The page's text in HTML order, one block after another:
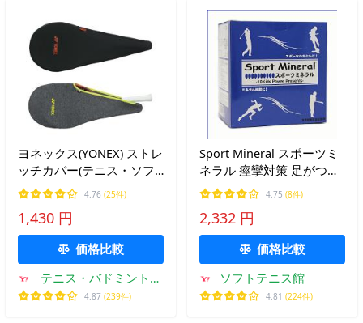
ヨネックス(YONEX) ストレ
ッチカバー(テニス・ソフ
トテニスラケットケース)
AC544 【国内正規品】[M
便 1/2]
4.76 (25件)
1,430 円
価格比較
テニス・バドミントン
専門店TIPSPORTS
4.87 (239件)
Sport Mineral スポーツミ
ネラル 痙攣対策 足がつる
方におすすめ メール便で
送料無料
4.75 (8件)
2,332 円
価格比較
ソフトテニス館
4.81 (224件)